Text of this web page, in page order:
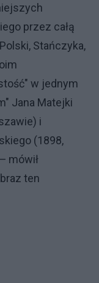
przez całą
Stańczyka,
w jednym
Jana Matejki
i
(1898,
mówił
ten